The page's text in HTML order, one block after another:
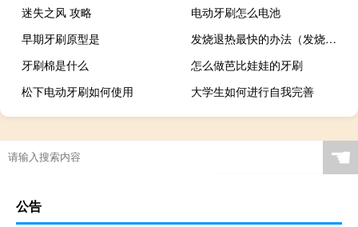
迷失之风 攻略
电动牙刷怎么电池
早期牙刷原型是
发烧退热最快的办法（发烧最简单的退烧方法是什么）
牙刷棉是什么
怎么做芭比娃娃的牙刷
松下电动牙刷如何使用
大学生如何进行自我完善
☚
公告